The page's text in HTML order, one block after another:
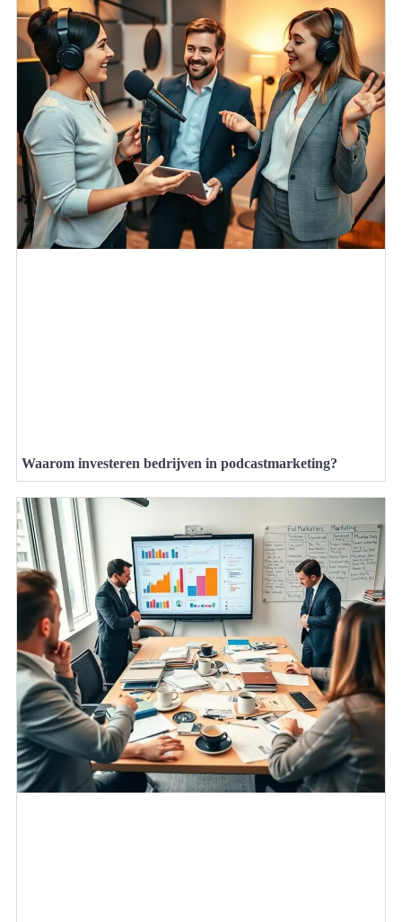
Waarom investeren bedrijven in podcastmarketing?